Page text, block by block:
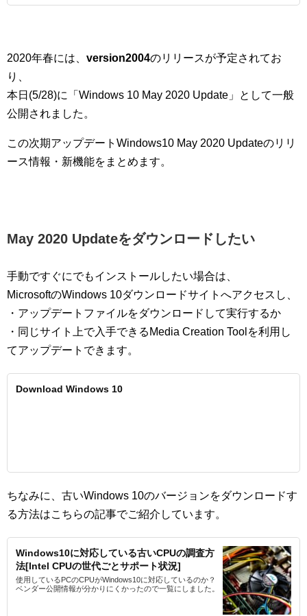
2020年春には、 version2004のリリースが予定されてお
り、
本日(5/28)に「Windows 10 May 2020 Update」として一般
公開されました。
この次期アップデートWindows10 May 2020 Updateのリリ
ース情報・新機能をまとめます。
May 2020 Updateをダウンロードしたい
手動ですぐにでもインストールしたい場合は、
MicrosoftのWindows 10ダウンロードサイトへアクセスし、
・アップデートファイルをダウンロードして実行するか
・同じサイト上で入手できるMedia Creation Toolを利用し
てアップデートできます。
Download Windows 10
ちなみに、古いWindows 10のバージョンをダウンロードす
る方法はこちらの記事でご紹介しています。
Windows10に対応している古いCPUの調査方
法[Intel CPUの世代ごとサポート状況]
使用しているPCのCPUがWindows10に対応しているのか？
ベンダー公開情報が分かりにくかったので一覧にしました。